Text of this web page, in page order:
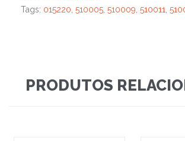
Tags: 015220, 510005, 510009, 510011,
PRODUTOS